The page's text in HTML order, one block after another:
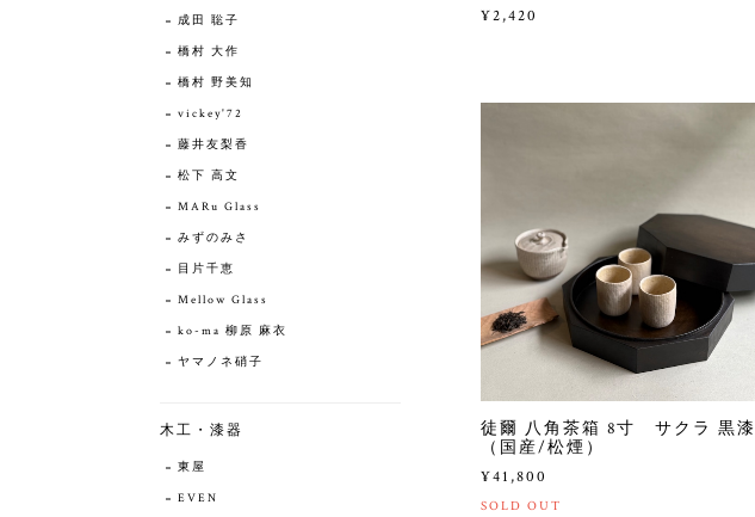
¥2,420
徒爾 八角茶箱 8寸 サクラ 黒漆
（国産/松煙）
¥41,800
SOLD OUT
成田 聡子
橋村 大作
橋村 野美知
vickey'72
藤井友梨香
松下 高文
MARu Glass
みずのみさ
目片千恵
Mellow Glass
ko-ma 柳原 麻衣
ヤマノネ硝子
木工・漆器
東屋
EVEN